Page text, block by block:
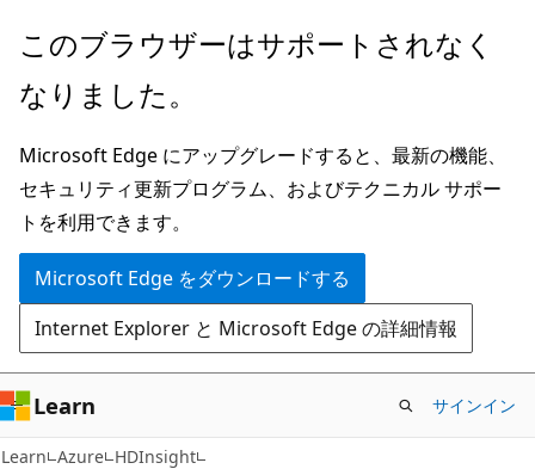
メ
ン
ン
テ
ン
ツ
に
ス
キ
ッ
プ
このブラウザーはサポートされなく
なりました。
Microsoft Edge にアップグレードすると、最新の機能、
セキュリティ更新プログラム、およびテクニカル サポー
トを利用できます。
Microsoft Edge をダウンロードする
Internet Explorer と Microsoft Edge の詳細情報
Learn サインイン
Learn Azure HDInsight